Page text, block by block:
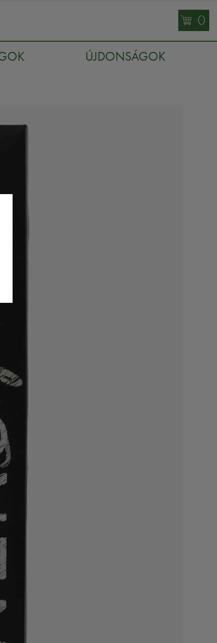
0
ÚJDONSÁGOK